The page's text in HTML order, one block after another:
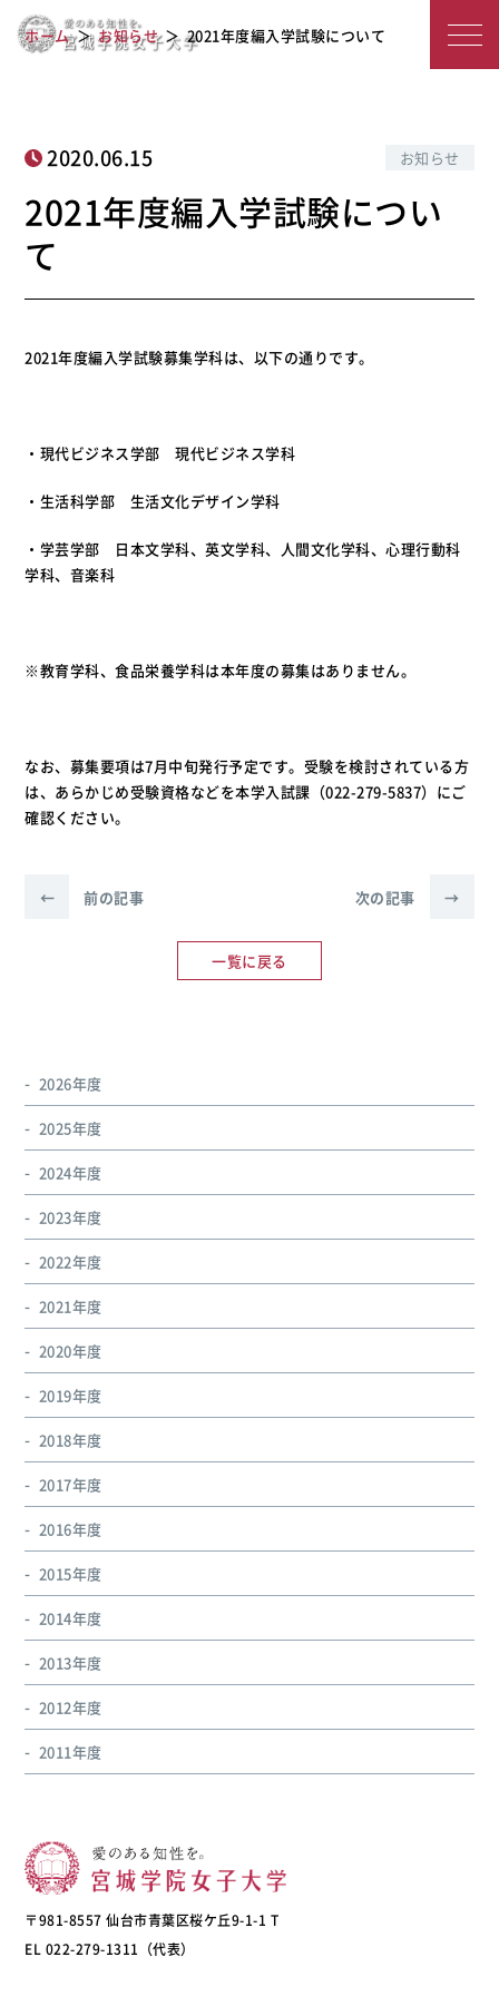
宮
女
大
2021年度編入学試験について
ホーム お知らせ 2021年度編入学試験について
2020.06.15 お知らせ
2021年度編入学試験につい
て
2021年度編入学試験募集学科は、以下の通りです。
・現代ビジネス学部 現代ビジネス学科
・生活科学部 生活文化デザイン学科
・学芸学部 日本文学科、英文学科、人間文化学科、心理行動科
学科、音楽科
※教育学科、食品栄養学科は本年度の募集はありません。
なお、募集要項は7月中旬発行予定です。受験を検討されている方
は、あらかじめ受験資格などを本学入試課（022-279-5837）にご
確認ください。
← 前の記事
一覧に戻る
次の記事 →
2026年度
2025年度
2024年度
2023年度
2022年度
2021年度
2020年度
2019年度
2018年度
2017年度
2016年度
2015年度
2014年度
2013年度
2012年度
2011年度
〒981-8557 仙台市青葉区桜ケ丘9-1-1 T
EL 022-279-1311（代表）